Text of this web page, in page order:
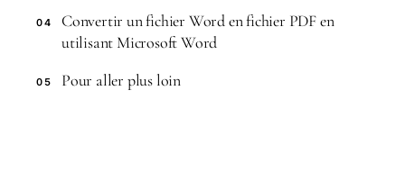
04
Convertir un fichier Word en fichier PDF en
utilisant Microsoft Word
05 Pour aller plus loin